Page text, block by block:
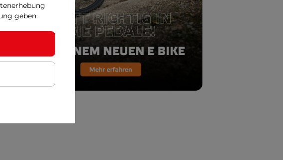
geben.